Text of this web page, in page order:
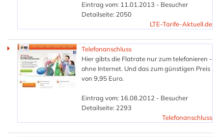
Eintrag vom: 11.01.2013 - Besucher
Detailseite: 2050
LTE-Tarife-Aktuell.de
Telefonanschluss
Hier gibts die Flatrate nur zum telefonieren -
ohne Internet. Und das zum günstigen Preis
von 9,95 Euro.
Eintrag vom: 16.08.2012 - Besucher
Detailseite: 2293
Telefonanschluss